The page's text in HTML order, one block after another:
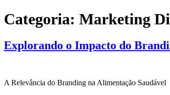
Categoria: Marketing
Explorando o Impacto do
A Relevância do Branding na Alimentação Saudável